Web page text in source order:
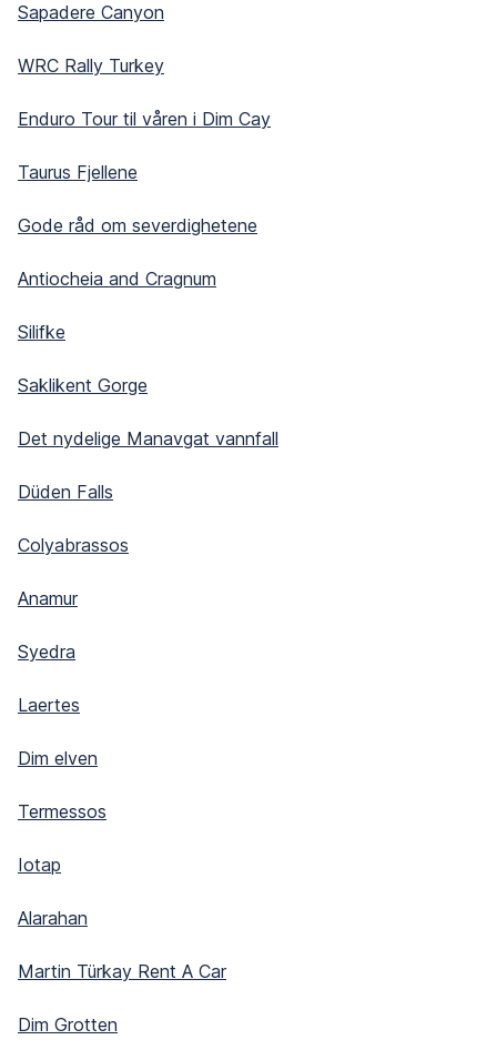
Sapadere Canyon
WRC Rally Turkey
Enduro Tour til våren i Dim Cay
Taurus Fjellene
Gode råd om severdighetene
Antiocheia and Cragnum
Silifke
Saklikent Gorge
Det nydelige Manavgat vannfall
Düden Falls
Colyabrassos
Anamur
Syedra
Laertes
Dim elven
Termessos
Iotap
Alarahan
Martin Türkay Rent A Car
Dim Grotten